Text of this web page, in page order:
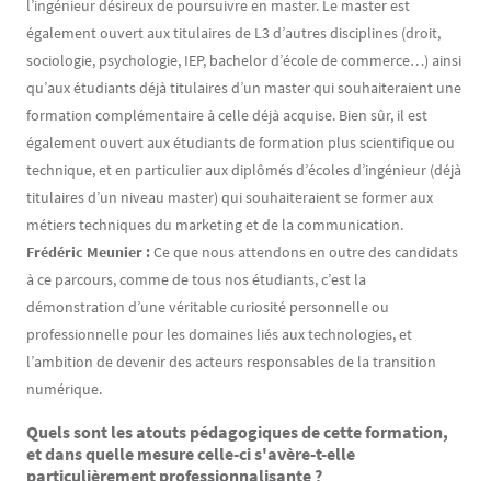
l’ingénieur désireux de poursuivre en master. Le master est
également ouvert aux titulaires de L3 d’autres disciplines (droit,
sociologie, psychologie, IEP, bachelor d’école de commerce…) ainsi
qu’aux étudiants déjà titulaires d’un master qui souhaiteraient une
formation complémentaire à celle déjà acquise. Bien sûr, il est
également ouvert aux étudiants de formation plus scientifique ou
technique, et en particulier aux diplômés d’écoles d’ingénieur (déjà
titulaires d’un niveau master) qui souhaiteraient se former aux
métiers techniques du marketing et de la communication.
Frédéric Meunier :Ce que nous attendons en outre des candidats
à ce parcours, comme de tous nos étudiants, c’est la
démonstration d’une véritable curiosité personnelle ou
professionnelle pour les domaines liés aux technologies, et
l’ambition de devenir des acteurs responsables de la transition
numérique.
Quels sont les atouts pédagogiques de cette formation,
et dans quelle mesure celle-ci s'avère-t-elle
particulièrement professionnalisante ?